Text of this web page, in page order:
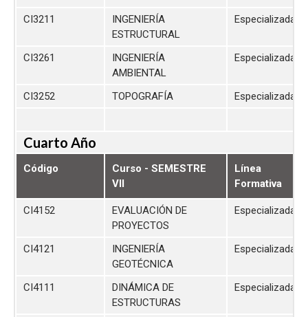
CI3211
INGENIERÍA
ESTRUCTURAL
Especializada
CI3261
INGENIERÍA
AMBIENTAL
Especializada
CI3252 TOPOGRAFÍA Especializada
Cuarto Año
Código
Curso - SEMESTRE
VII
Línea
Formativa
CI4152
EVALUACIÓN DE
PROYECTOS
Especializada
CI4121
INGENIERÍA
GEOTÉCNICA
Especializada
CI4111
DINÁMICA DE
ESTRUCTURAS
Especializada